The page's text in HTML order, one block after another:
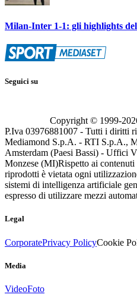
Milan-Inter 1-1: gli highlights
Seguici su
Copyright © 1999-
P.Iva 03976881007 - Tutti i diritti
Mediamond S.p.A. - RTI S.p.A.,
Amsterdam (Paesi Bassi) - Uffici
Monzese (MI)Rispetto ai contenuti
riprodotti è vietata ogni
sistemi di intelligenza artificiale
espresso di utilizzare mezzi
Legal
CorporatePrivacy PolicyCookie
Media
VideoFoto